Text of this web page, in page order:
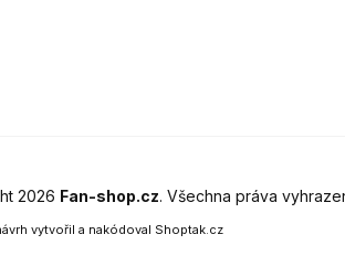
2026 Fan-shop.cz. Všechna práva
vytvořil a nakódoval Shoptak.cz